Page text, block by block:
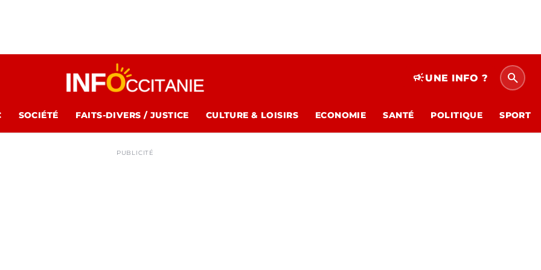
campaignUNE INFO ? search
SOCIÉTÉ FAITS-DIVERS / JUSTICE CULTURE & LOISIRS ECONOMIE SANTÉ POLITIQUE SPORT
PUBLICITÉ